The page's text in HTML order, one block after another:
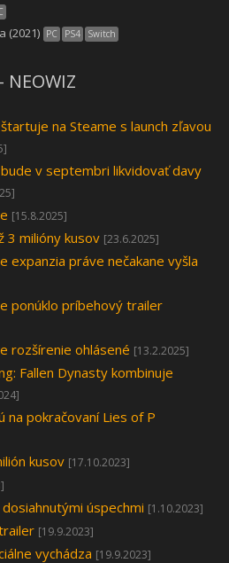
(2021) PC PS4 Switch
na Steame s launch zľavou
v septembri likvidovať davy
[15.8.2025]
3 milióny kusov [23.6.2025]
expanzia práve nečakane vyšla
ponúklo príbehový trailer
rozšírenie ohlásené [13.2.2025]
Fallen Dynasty kombinuje
na pokračovaní Lies of P
kusov [17.10.2023]
úspechmi [1.10.2023]
[19.9.2023]
vychádza [19.9.2023]